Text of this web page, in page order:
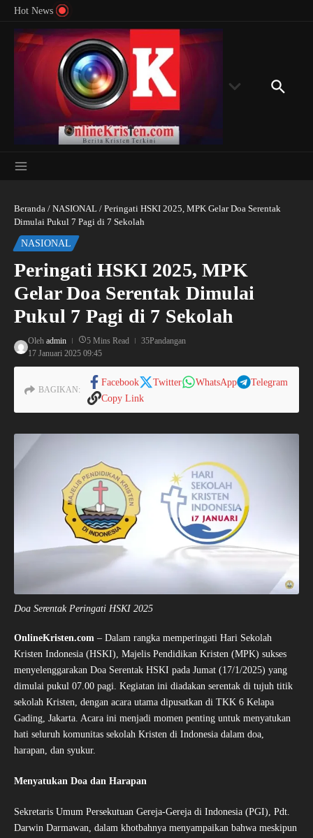
Lewati ke konten
Hot News
Beranda / NASIONAL / Peringati HSKI 2025, MPK Gelar Doa Serentak
Dimulai Pukul 7 Pagi di 7 Sekolah
NASIONAL
Peringati HSKI 2025, MPK
Gelar Doa Serentak Dimulai
Pukul 7 Pagi di 7 Sekolah
Oleh admin 5 Mins Read
35Pandangan
17 Januari 2025 09:45
BAGIKAN:
Facebook Twitter WhatsApp
Telegram
Copy Link
Doa Serentak Peringati HSKI 2025
OnlineKristen.com – Dalam rangka memperingati Hari Sekolah
Kristen Indonesia (HSKI), Majelis Pendidikan Kristen (MPK) sukses
menyelenggarakan Doa Serentak HSKI pada Jumat (17/1/2025) yang
dimulai pukul 07.00 pagi. Kegiatan ini diadakan serentak di tujuh titik
sekolah Kristen, dengan acara utama dipusatkan di TKK 6 Kelapa
Gading, Jakarta. Acara ini menjadi momen penting untuk menyatukan
hati seluruh komunitas sekolah Kristen di Indonesia dalam doa,
harapan, dan syukur.
Menyatukan Doa dan Harapan
Sekretaris Umum Persekutuan Gereja-Gereja di Indonesia (PGI), Pdt.
Darwin Darmawan, dalam khotbahnya menyampaikan bahwa meskipun